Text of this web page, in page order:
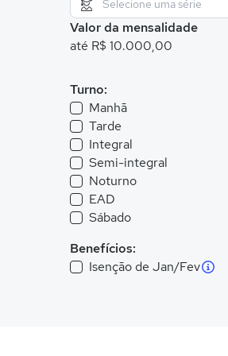
Valor da mensalidade
até R$ 10.000,00
Turno:
Manhã
Tarde
Integral
Semi-integral
Noturno
EAD
Sábado
Benefícios:
Isenção de Jan/Fev